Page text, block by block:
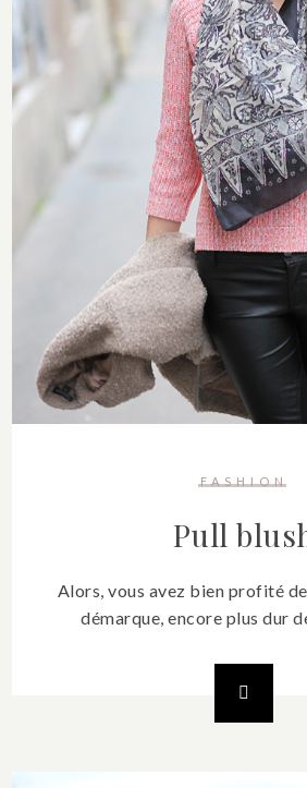
FASHION
Pull
Alors, vous avez bien profité
démarque, encore plus dur